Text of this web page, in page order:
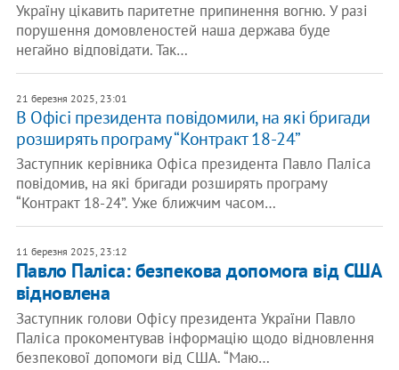
Україну цікавить паритетне припинення вогню. У разі
порушення домовленостей наша держава буде
негайно відповідати. Так…
21 березня 2025, 23:01
В Офісі президента повідомили, на які бригади
розширять програму “Контракт 18-24”
Заступник керівника Офіса президента Павло Паліса
повідомив, на які бригади розширять програму
“Контракт 18-24”. Уже ближчим часом…
11 березня 2025, 23:12
Павло Паліса: безпекова допомога від США
відновлена
Заступник голови Офісу президента України Павло
Паліса прокоментував інформацію щодо відновлення
безпекової допомоги від США. “Маю…